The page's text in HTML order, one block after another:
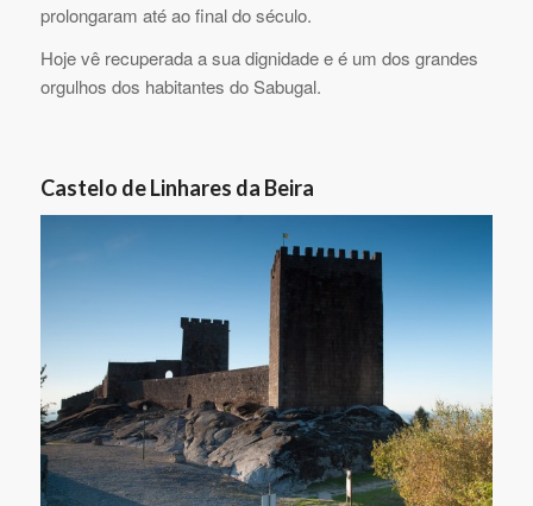
prolongaram até ao final do século.
Hoje vê recuperada a sua dignidade e é um dos grandes
orgulhos dos habitantes do Sabugal.
Castelo de Linhares da Beira